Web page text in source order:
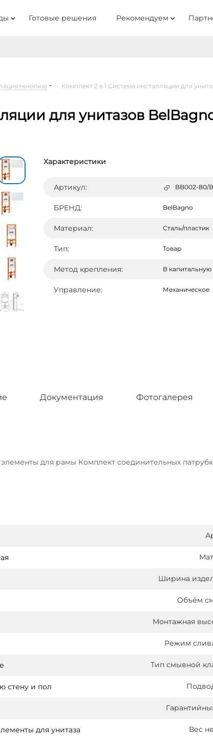
Готовые решения Рекомендуем
- Комплект 2 в 1 Система инсталляции для
для унитазов
Характеристики
Артикул: BB002-80/
БРЕНД: BelBagno
Материал: Сталь/пластик
Тип: Товар
Метод крепления: В капитальную
Управление: Механическое
Документация Фотогалерея
для рамы Комплект соединительных
Ширина
Объём
Монтажная
Режим
Тип смывной
стену и пол
для унитаза Вес